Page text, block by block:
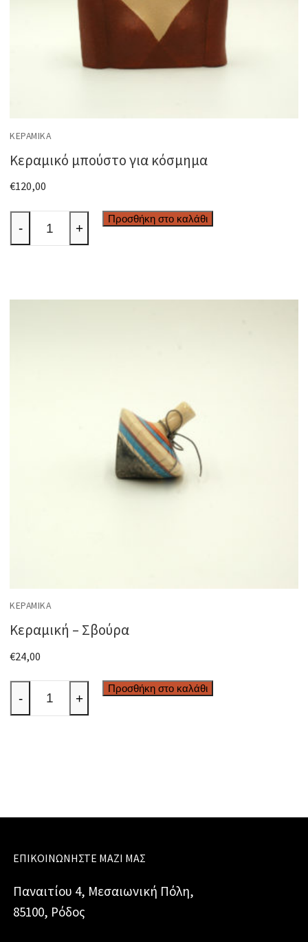
ΚΕΡΑΜΙΚΆ
Κεραμικό μπούστο για κόσμημα
€120,00
Κεραμικό
μπούστο
ποσότητα
- +
Προσθήκη στο καλάθι
ΚΕΡΑΜΙΚΆ
Κεραμική – Σβούρα
€24,00
Κεραμική
-
- +
Προσθήκη στο καλάθι
ΕΠΙΚΟΙΝΩΝΉΣΤΕ ΜΑΖΊ ΜΑΣ
Παναιτίου 4, Μεσαιωνική Πόλη,
85100, Ρόδος